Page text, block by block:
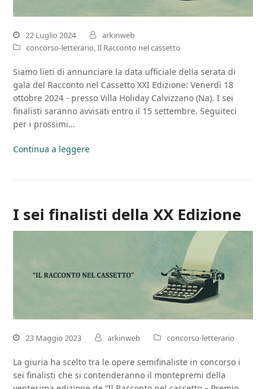
22 Luglio 2024
arkinweb
concorso-letterario,Il Racconto nel cassetto
Siamo lieti di annunciare la data ufficiale della serata di
gala del Racconto nel Cassetto XXI Edizione: Venerdì 18
ottobre 2024 - presso Villa Holiday Calvizzano (Na). I sei
finalisti saranno avvisati entro il 15 settembre. Seguiteci
per i prossimi…
Continua a leggere
I sei finalisti della XX Edizione
23 Maggio 2023 arkinweb concorso-letterario
La giuria ha scelto tra le opere semifinaliste in concorso i
sei finalisti che si contenderanno il montepremi della